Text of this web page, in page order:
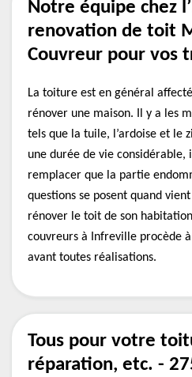
Notre équipe chez
renovation de toit
Couvreur pour vos
La toiture est en général
rénover une maison. Il y a les
tels que la tuile, l’ardoise et le
une durée de vie considérable,
remplacer que la partie
questions se posent quand
rénover le toit de son
couvreurs à Infreville procède
avant toutes réalisations.
Tous pour votre
réparation, etc. -